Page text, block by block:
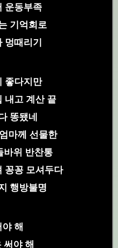
운동부족
기억회로
멍때리기
좋다지만
내고 계산 끝
똥됐네
마께 선물한
바위 반찬통
꽁꽁 모셔두다
행방불명
해
써야 해